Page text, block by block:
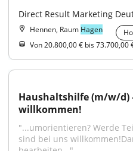
Direct Result Marketing
Hennen, Raum Hagen
Von 20.800,00 € bis 73.700,00
Haushaltshilfe (m/w/d)
willkommen!
"...umorientieren? Werde
sind bei uns